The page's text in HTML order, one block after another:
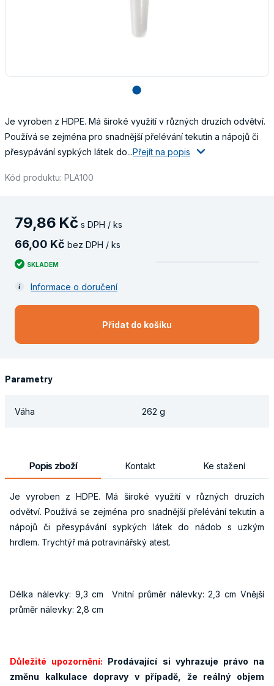
lens
Je vyroben z HDPE. Má široké využití v různých druzích odvětví.
Používá se zejména pro snadnější přelévání tekutin a nápojů či
přesypávání sypkých látek do...Přejít na popis
Kód produktu: PLA100
79,86 Kč s DPH / ks
66 00 Kč bez DPH / ks
SKLADEM
Informace o doručení
Přidat do košíku
Parametry
Váha 262 g
Popis zboží Kontakt Ke stažení
Je vyroben z HDPE. Má široké využití v různých druzích
odvětví. Používá se zejména pro snadnější přelévání tekutin a
nápojů či přesypávání sypkých látek do nádob s uzkým
hrdlem. Trychtýř má potravinářský atest.
Délka nálevky: 9,3 cm Vnitní průměr nálevky: 2,3 cm Vnější
průměr nálevky: 2,8 cm
Důležité upozornění: Prodávající si vyhrazuje právo na
změnu kalkulace dopravy v případě, že reálný objem